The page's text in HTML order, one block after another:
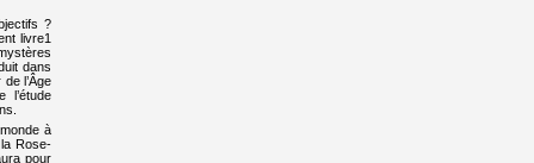
?
livre1
dans
l’Âge
l’étude
à
la Rose-
pour